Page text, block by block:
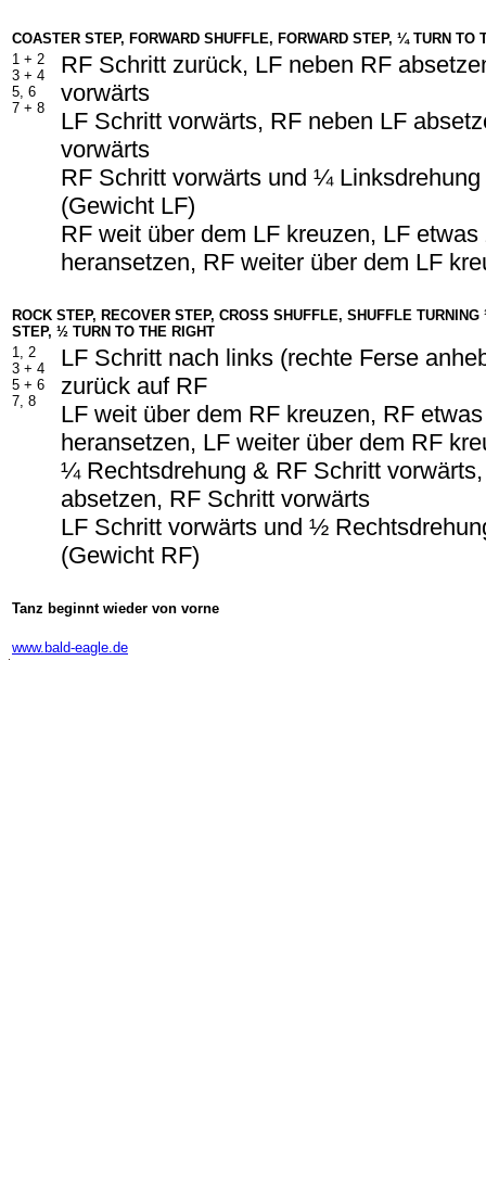
COASTER STEP, FORWARD SHUFFLE, FORWARD STEP, ¼ TURN TO
1 + 2
3 + 4
5, 6
7 + 8
RF Schritt zurück, LF neben RF
vorwärts
LF Schritt vorwärts, RF neben LF
vorwärts
RF Schritt vorwärts und ¼
(Gewicht LF)
RF weit über dem LF kreuzen, LF etwas
heransetzen, RF weiter über dem LF
ROCK STEP, RECOVER STEP, CROSS SHUFFLE, SHUFFLE
STEP, ½ TURN TO THE RIGHT
1, 2
3 + 4
5 + 6
7, 8
LF Schritt nach links (rechte Ferse
zurück auf RF
LF weit über dem RF kreuzen, RF
heransetzen, LF weiter über dem RF
¼ Rechtsdrehung & RF Schritt
absetzen, RF Schritt vorwärts
LF Schritt vorwärts und ½
(Gewicht RF)
Tanz beginnt wieder von vorne
www.bald-eagle.de